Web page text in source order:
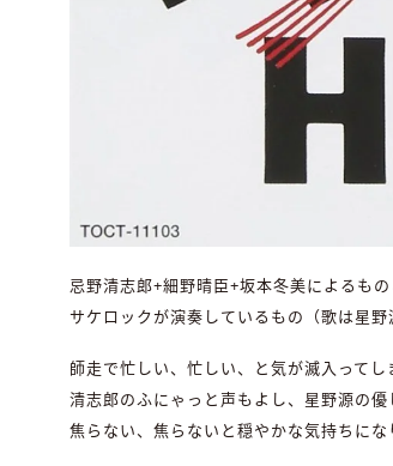
忌野清志郎+細野晴臣+坂本冬美によるもの
サケロックが演奏しているもの（歌は星野
師走で忙しい、忙しい、と気が滅入ってし
清志郎のふにゃっと声もよし、星野源の優
焦らない、焦らないと穏やかな気持ちにな